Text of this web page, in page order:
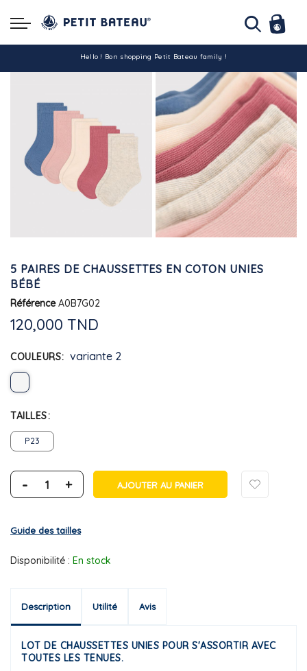
Hello ! Bon shopping Petit Bateau family !
La livraison est assurée partout en Tunisie !
-10% pour tout paiement par carte bancaire (hors promo)
5 PAIRES DE CHAUSSETTES EN COTON UNIES
BÉBÉ
Référence A0B7G02
120,000 TND
COULEURS variante 2
TAILLES
P23
- + AJOUTER AU PANIER
Guide des tailles
Disponibilité : En stock
Description Utilité Avis
LOT DE CHAUSSETTES UNIES POUR S'ASSORTIR AVEC
TOUTES LES TENUES.